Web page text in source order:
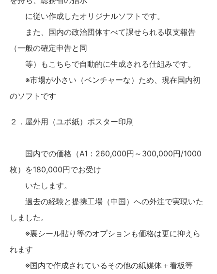
に従い作成したオリジナルソフトです。
また、国内の政治団体すべて課せられる収支報告
（一般の確定申告と同
等）もこちらで自動的に生成される仕組みです。
※市場が小さい（ベンチャーな）ため、現在国内初
のソフトです
２．屋外用（ユポ紙）ポスター印刷
国内での価格（A1：260,000円～300,000円/1000
枚）を180,000円でお受け
いたします。
過去の経験と提携工場（中国）への外注で実現いた
しました。
※裏シール貼り等のオプションも価格は更に抑えら
れます
※国内で作成されているその他の紙媒体＋看板等